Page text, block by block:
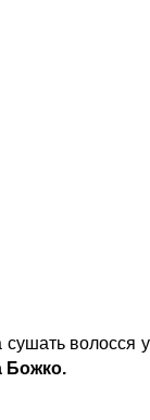
сушать волосся у
Божко.